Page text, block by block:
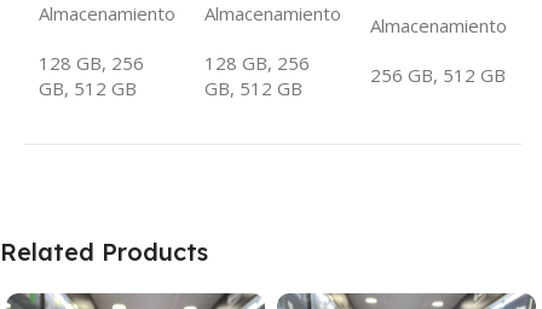
Almacenamiento
128 GB, 256
GB, 512 GB
Almacenamiento
128 GB, 256
GB, 512 GB
Almacenamiento
256 GB, 512 GB
Related Products